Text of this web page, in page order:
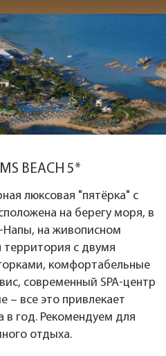
BEACH 5*
люксовая "пятёрка" с
на берегу моря, в
Напы, на живописном
территория с двумя
комфортабельные
современный SPA-центр
– все это привлекает
в год. Рекомендуем для
отдыха.